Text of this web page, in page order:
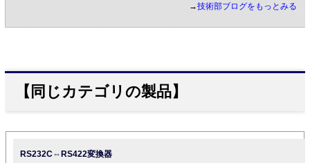
→技術部ブログをもっとみる
【同じカテゴリの製品】
RS232C⇔RS422変換器